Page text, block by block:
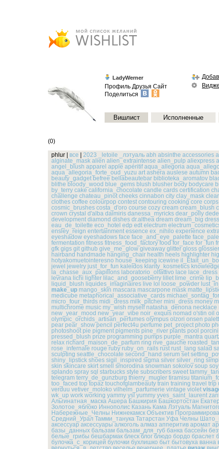
LadyWerner
Профиль Друзья Сайт
Поделиться
Вишлист Исполненные
(0)
phlur все 2023 _letoile _лэтуаль abh absinthe accessories
alginate_mask alien alien_extraintense alien_pulp aliexpress
angel_blush apparel apple apéritif aqua_allegoria
aqua_allegoria_forte_oud_yuzu art ashera auslese autumn
beauty_gadget befree bellabeautebar biblioteka_aromatov
blithe bloody_wood blue_gems blush blusher body bodycare
by_terry cake california_chocolate candle cards certification
challenge chateau_pinot cheeks cinnabon city clay_mask
clothes coffee colourpop contest contouring cooking core corps
cosmic_brushes costa_d'oro course cozy cream cream_blush
crown crystal d'alba daimiris danessa_myricks dear_polly
development diamond dishes dr.althea dream dream_big dress
eau_de_toilette eco_hotel edp edt electrum
ensley_reign entertainment essence ex_nihilo experience
eyeshadow eyeshadows face face_and_eye_palette
fermentation fitness fitness_food_factory food for_face for_fun
gfk gigs git github give_me_glow giveaway glitter gloss glossier
hairband handmade hanging_chair health heels highlighter
hotyakomuetointeresno house_keeping icewine
jewel jewelry just_for_fun kaleidos klarity_kosmetics
la_chasse_aux_papillons laboratorio_olfattivo lace lace_dress
levrana lichi lighter lilac_and_gooseberry lillet lime_crime
liquid_blush liquides_imaginaires live lol loose_powder
make_up mango_skin mascara mascarpone mask
medicube metaphorical_associative_cards
micro_four_thirds midi_dress milk_pitcher mini_dress money
multichrome music my_wish myself natasha_denona necklace
new_year_mood new_year_vibe noir_exquis nomad o'stin oil
olympic_orchids_artisan_perfumes olympus olzori onsen
pear pear_show pencil perfect4u perfume pet_project photo
photoshoot pie pigment pigments pine_river plants pool porcini
pressed_blush prize programming pumps purple_mantra
relax richard_maison_de_parfum ring rive_gauche
rose_infernale rouge ruby ruby_on_rails rust rust_lang salad
sculpting seattle_chocolate second_hand serum set
shiny_lipstick shoes sigil_inspired sigma silver silver_ring
skin skincare skirt smell smorodina snowman sokolov soup
splando spray sql starbucks style subscribers sweet
telegram terry_de_gunzburg thierry_mugler tiramisu
too_faced top topaz touchofglambeauty train training travel trip
verduu vetiver_moloko vilhelm_parfumerie vintage violet
wk_up work working yammy ysl yummy yves_saint_laurent
Альгинатная_маска Ашера Башкирия Башкортостан
Золотое_яблоко Иннополис Казань Кама Лэтуаль
Набережные_Челны Нижнекамск Объектив
Средний_Урал Тамми_танука Татарстан Уфа Челны
аксессуар аксессуары алкоголь алмаз апперитив аромат
базы_данных бальзам бальзам_для_губ банка бассейн
белые_грибы бешбармак блеск блог блюдо бордо браслет
булочка_с_корицей булочки бухлишко быт бытовуха ванна